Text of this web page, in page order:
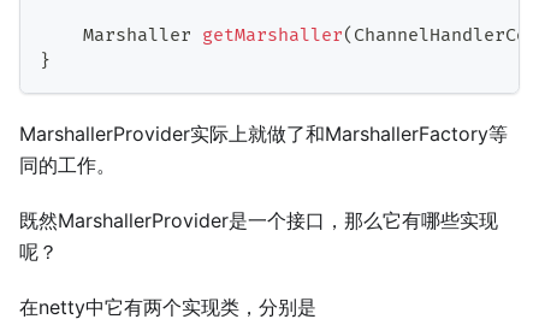
Marshaller getMarshaller(
}
MarshallerProvider实际上就做了和MarshallerFactory等
同的工作。
既然MarshallerProvider是一个接口，那么它有哪些实现
呢？
在netty中它有两个实现类，分别是